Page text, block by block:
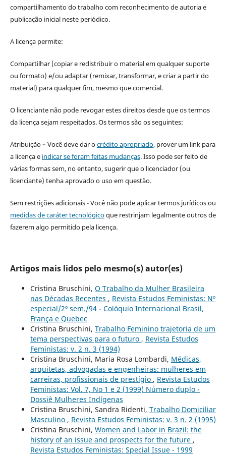
compartilhamento do trabalho com reconhecimento de autoria e
publicação inicial neste periódico.
A licença permite:
Compartilhar (copiar e redistribuir o material em qualquer suporte
ou formato) e/ou adaptar (remixar, transformar, e criar a partir do
material) para qualquer fim, mesmo que comercial.
O licenciante não pode revogar estes direitos desde que os termos
da licença sejam respeitados. Os termos são os seguintes:
Atribuição – Você deve dar ocrédito apropriado, prover um link para
a licença e indicar se foram feitas mudanças. Isso pode ser feito de
várias formas sem, no entanto, sugerir que o licenciador (ou
licenciante) tenha aprovado o uso em questão.
Sem restrições adicionais - Você não pode aplicar termos jurídicos ou
medidas de caráter tecnológicoque restrinjam legalmente outros de
fazerem algo permitido pela licença.
Artigos mais lidos pelo mesmo(s) autor(es)
Cristina Bruschini, O Trabalho da Mulher Brasileira
nas Décadas Recentes , Revista Estudos Feministas: Nº
especial/2º sem./94 - Colóquio Internacional Brasil,
França e Quebec
Cristina Bruschini, Trabalho Feminino trajetoria de um
tema perspectivas para o futuro , Revista Estudos
Feministas: v. 2 n. 3 (1994)
Cristina Bruschini, Maria Rosa Lombardi, Médicas,
arquitetas, advogadas e engenheiras: mulheres em
carreiras, profissionais de prestígio , Revista Estudos
Feministas: Vol. 7, No 1 e 2 (1999) Número duplo -
Dossiê Mulheres Indígenas
Cristina Bruschini, Sandra Ridenti, Trabalho Domiciliar
Masculino , Revista Estudos Feministas: v. 3 n. 2 (1995)
Cristina Bruschini, Women and Labor in Brazil: the
history of an issue and prospects for the future ,
Revista Estudos Feministas: Special Issue - 1999